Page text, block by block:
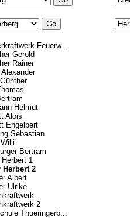
Feuerw...
Gerold
Rainer
Helmut
Alois
Engelbert
Sebastian
Bertram
1
Herbert 2
Albert
Ulrike
2
Thueringerb...